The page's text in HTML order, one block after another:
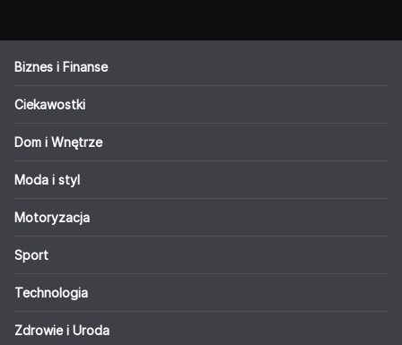
Biznes i Finanse
Ciekawostki
Dom i Wnętrze
Moda i styl
Motoryzacja
Sport
Technologia
Zdrowie i Uroda